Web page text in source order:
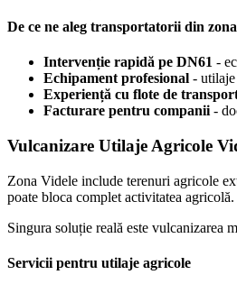
De ce ne aleg transportatorii din
Intervenție rapidă pe DN61 -
Echipament profesional -
Experiență cu flote de
Facturare pentru companii-
Vulcanizare Utilaje Agricole
Zona Videle include terenuri agricole
poate bloca complet activitatea agricolă.
Singura soluție reală este vulcanizarea
Servicii pentru utilaje agricole